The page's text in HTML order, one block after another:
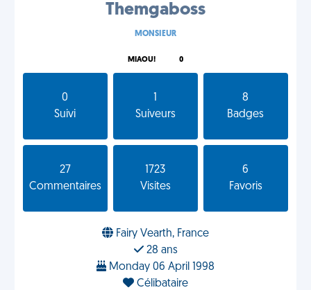
Themgaboss
MONSIEUR
MIAOU! 0
0
Suivi
Suiveurs
8
Badges
27
Commentaires
1723
Visites
6
Favoris
Fairy Vearth, France
28 ans
Monday 06 April 1998
Célibataire